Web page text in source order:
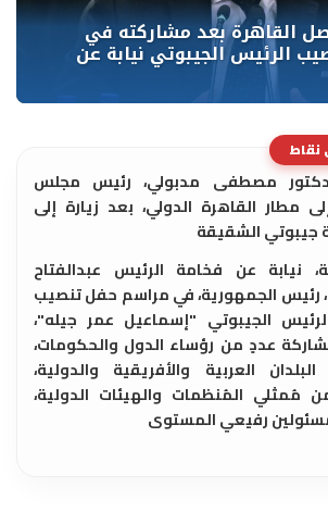
نقاط
مصطفى مدبولي، رئيس مجلس
إلى مطار القاهرة الدولي، بعد زيارة إلى
جيبوتي الشقيقة
نيابة عن فخامة الرئيس عبدالفتاح
رئيس الجمهورية، في مراسم حفل تنصيب
الجيبوتي "إسماعيل عمر جيله"،
عددٍ من رؤساء الدول والحكومات،
العربية والأفريقية والدولية،
مُمثلي المُنظمات والهيئات الدولية،
رفيعي المستوى